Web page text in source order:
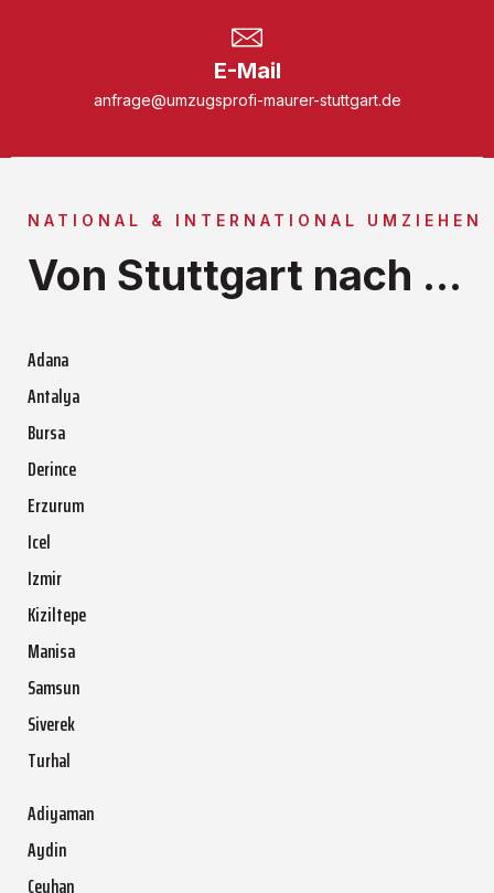
E-Mail
anfrage@umzugsprofi-maurer-stuttgart.de
NATIONAL & INTERNATIONAL UMZIEHEN
Von Stuttgart nach ...
Adana
Antalya
Bursa
Derince
Erzurum
Icel
Izmir
Kiziltepe
Manisa
Samsun
Siverek
Turhal
Adiyaman
Aydin
Ceyhan